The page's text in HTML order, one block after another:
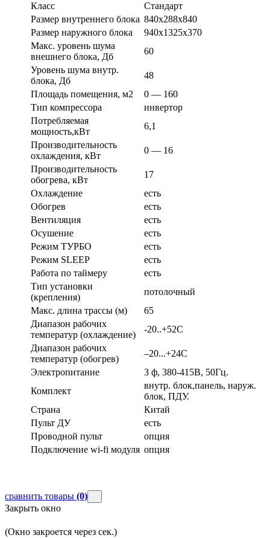
Класс
Стандарт
Размер внутреннего блока 840х288х840
Размер наружного блока
940х1325х370
Макс. уровень шума
внешнего блока, Дб
60
Уровень шума внутр.
блока, Дб
48
Площадь помещения, м2
0 — 160
Тип компрессора
инвертор
Потребляемая
мощность,кВт
6,1
Производительность
охлаждения, кВт
0 — 16
Производительность
обогрева, кВт
17
Охлаждение
есть
Обогрев
есть
Вентиляция
есть
Осушение
есть
Режим ТУРБО
есть
Режим SLEEP
есть
Работа по таймеру
есть
Тип установки
(крепления)
потолочный
Макс. длина трассы (м)
65
Диапазон рабочих
температур (охлаждение)
-20..+52С
Диапазон рабочих
температур (обогрев)
–20...+24С
Электропитание
3 ф, 380-415В, 50Гц.
Комплект
внутр. блок,панель, наруж.
блок, ПДУ.
Страна
Китай
Пульт ДУ
есть
Проводной пульт
опция
Подключение wi-fi модуля опция
сравнить товары (0)
Закрыть окно
(Окно закроется через сек.)